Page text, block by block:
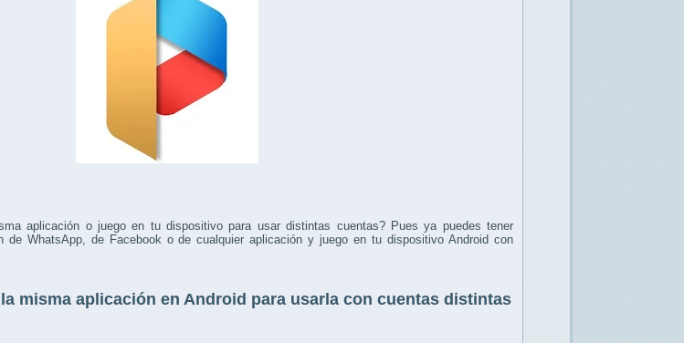
aplicación o juego en tu dispositivo para usar distintas cuentas? Pues ya puedes tener
de WhatsApp, de Facebook o de cualquier aplicación y juego en tu dispositivo Android con
misma aplicación en Android para usarla con cuentas distintas